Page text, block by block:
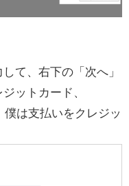
て、右下の「次へ」
ットカード、
は支払いをクレジッ